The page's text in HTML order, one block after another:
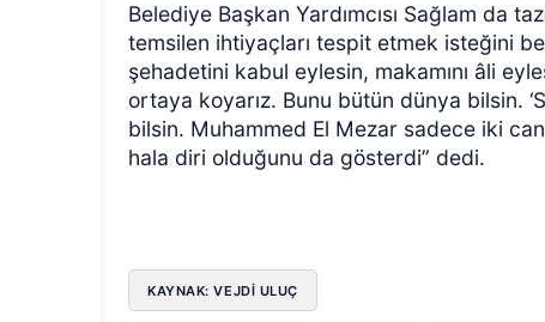
Belediye Başkan Yardımcısı Sağlam da
temsilen ihtiyaçları tespit etmek isteğini
şehadetini kabul eylesin, makamını âli
ortaya koyarız. Bunu bütün dünya bilsin.
bilsin. Muhammed El Mezar sadece iki
hala diri olduğunu da gösterdi” dedi.
KAYNAK: VEJDI ULUÇ